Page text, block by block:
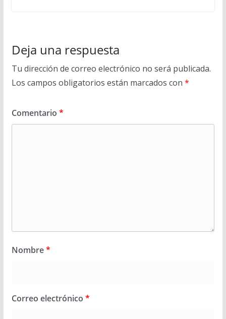
Deja una respuesta
Tu dirección de correo electrónico no será publicada.
Los campos obligatorios están marcados con *
Comentario *
Nombre*
Correo electrónico *